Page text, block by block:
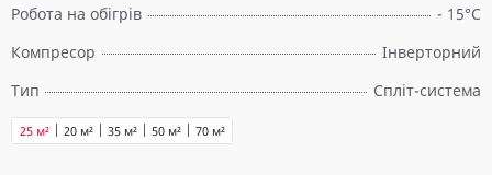
Робота на обігрів
- 15°C
Компресор
Інверторний
Тип
Спліт-система
20 м²
25 м² 35 м² 50 м² 70 м²